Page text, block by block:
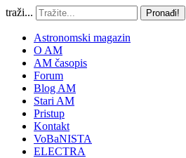
traži... Pronađi!
Astronomski magazin
O AM
AM časopis
Forum
Blog AM
Stari AM
Pristup
Kontakt
VoBaNISTA
ELECTRA